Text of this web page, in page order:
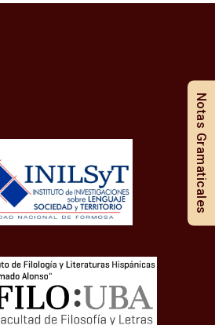
Notas Gramaticales